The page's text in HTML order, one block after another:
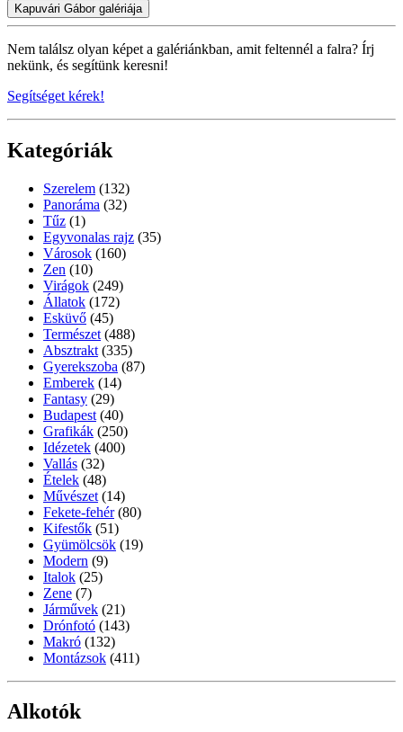
Kapuvári Gábor galériája
Nem találsz olyan képet a galériánkban, amit feltennél a falra? Írj
nekünk, és segítünk keresni!
Segítséget kérek!
Kategóriák
Szerelem (132)
Panoráma (32)
Tűz (1)
Egyvonalas rajz (35)
Városok (160)
Zen (10)
Virágok (249)
Állatok (172)
Esküvő (45)
Természet (488)
Absztrakt (335)
Gyerekszoba (87)
Emberek (14)
Fantasy (29)
Budapest (40)
Grafikák (250)
Idézetek (400)
Vallás (32)
Ételek (48)
Művészet (14)
Fekete-fehér (80)
Kifestők (51)
Gyümölcsök (19)
Modern (9)
Italok (25)
Zene (7)
Járművek (21)
Drónfotó (143)
Makró (132)
Montázsok (411)
Alkotók